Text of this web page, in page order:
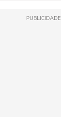
PUBLICIDADE